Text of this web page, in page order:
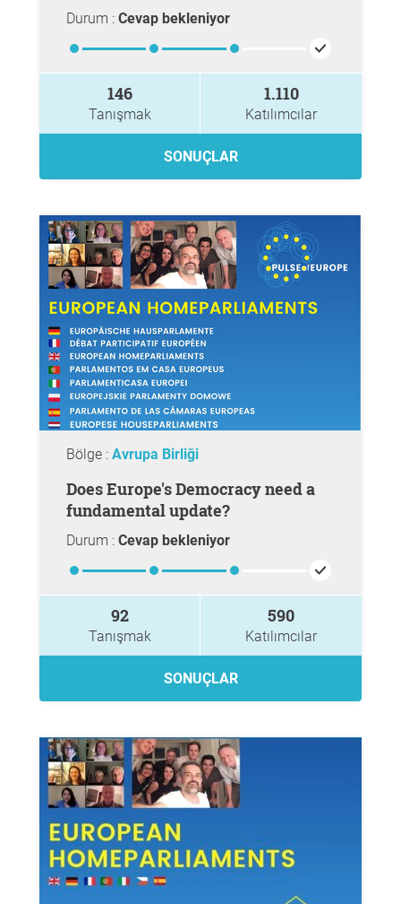
Durum : Cevap bekleniyor
146
Tanışmak
1.110
Katılımcılar
SONUÇLAR
Bölge : Avrupa Birliği
Does Europe's Democracy need a
fundamental update?
Durum : Cevap bekleniyor
92
Tanışmak
590
Katılımcılar
SONUÇLAR